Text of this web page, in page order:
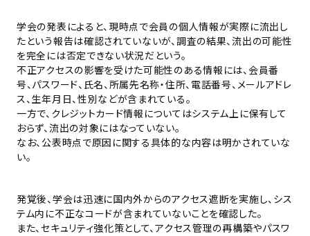
学会の発表によると、現時点で会員の個人情報が実際に流出し
たという報告は確認されていないが、調査の結果、流出の可能性
を完全には否定できない状況だという。
不正アクセスの影響を受けた可能性のある情報には、会員番
号、パスワード、氏名、所属先名称・住所、電話番号、メールアドレ
ス、生年月日、性別などが含まれている。
一方で、クレジットカード情報についてはシステム上に保有して
おらず、流出の対象にはなっていない。
なお、公表時点で原因に関する具体的な内容は明かされていな
い。
発覚後、学会は迅速に国内外からのアクセス遮断を実施し、シス
テム内に不正なコードが含まれていないことを確認した。
また、セキュリティ強化策として、アクセス管理の再構築やパスワ